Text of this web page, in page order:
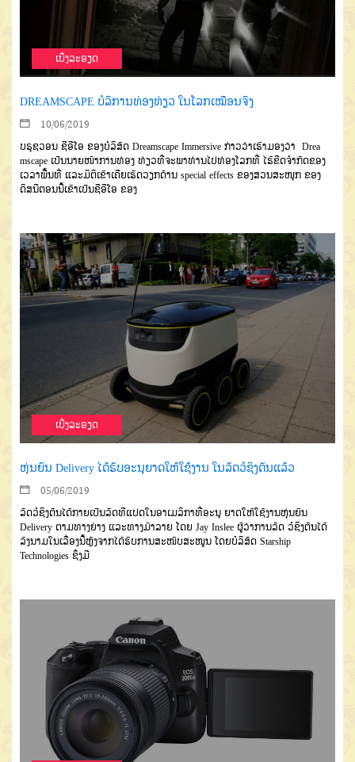
ເບີ່ງລະອຽດ
DREAMSCAPE ບໍລິການທ່ອງທ່ຽວ ໃນໂລກເໝືອນຈິງ
10/06/2019
ບຣຸຊວອນ ຊີອີໂອ ຂອງບໍລິສັດ Dreamscape Immersive ກ່າວວ່າເຮົາມອງວ່າ Drea
mscape ເປັນນາຍໜ້າການທ່ອງ ທ່ຽວທີ່ຈະພາທ່ານໄປທ່ອງໂລກທີ່ ໄຮ້ຂີດຈຳກັດຂອງ
ເວລາພື້ນທີ່ ແລະມິຕິເຂົາເຄີຍເຮັດວຽກດ້ານ special effects ຂອງສວນສະໜຸກ ຂອງ
ດິສນີຕອນນີ້ເຂົາເປັນຊີອີໂອ ຂອງ
ເບີ່ງລະອຽດ
ຫຸ່ນຍົນ Delivery ໄດ້ຮັບອະນຸຍາດໃຫ້ໃຊ້ງານ ໃນລັດວໍຊິງຕັນແລ້ວ
05/06/2019
ລັດວໍຊິງຕັນໄດ້ກາຍເປັນລັດທີແປດໃນອາເມລິກາທີ່ອະນຸ ຍາດໃຫ້ໃຊ້ງານຫຸ່ນຍົນ
Delivery ຕາມທາງຍ່າງ ແລະທາງມ້າລາຍ ໂດຍ Jay Inslee ຜູ້ວ່າການລັດ ວໍຊິງຕັນໄດ້
ລົງນາມໃນເລື່ອງນີ້ຫຼັງຈາກໄດ້ຮັບການສະໜັບສະໜູນ ໂດຍບໍລິສັດ Starship
Technologies ຊຶ່ງມີ